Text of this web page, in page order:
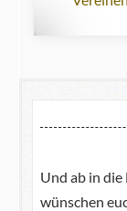
Und ab in die
wünschen